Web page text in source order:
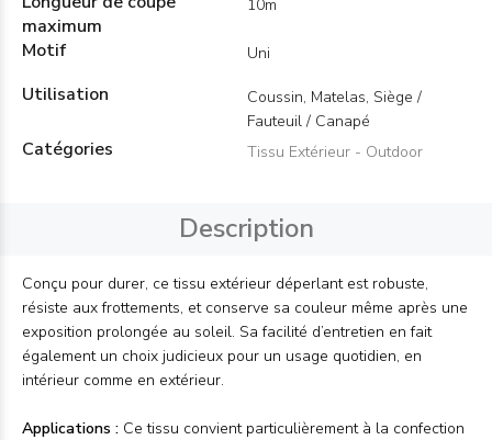
maximum
10m
Motif Uni
Utilisation
Coussin, Matelas, Siège /
Fauteuil / Canapé
Catégories Tissu Extérieur - Outdoor
Description
Conçu pour durer, ce tissu extérieur déperlant est robuste,
résiste aux frottements, et conserve sa couleur même après une
exposition prolongée au soleil. Sa facilité d’entretien en fait
également un choix judicieux pour un usage quotidien, en
intérieur comme en extérieur.
Applications : Ce tissu convient particulièrement à la confection